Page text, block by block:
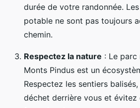
durée de votre randonnée. Les
potable ne sont pas toujours
chemin.
Respectez la nature : Le parc
Monts Pindus est un
Respectez les sentiers
déchet derrière vous et